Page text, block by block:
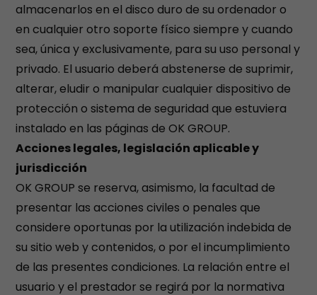
almacenarlos en el disco duro de su ordenador o
en cualquier otro soporte físico siempre y cuando
sea, única y exclusivamente, para su uso personal y
privado. El usuario deberá abstenerse de suprimir,
alterar, eludir o manipular cualquier dispositivo de
protección o sistema de seguridad que estuviera
instalado en las páginas de OK GROUP.
Acciones legales, legislación aplicable y
jurisdicción
OK GROUP se reserva, asimismo, la facultad de
presentar las acciones civiles o penales que
considere oportunas por la utilización indebida de
su sitio web y contenidos, o por el incumplimiento
de las presentes condiciones. La relación entre el
usuario y el prestador se regirá por la normativa